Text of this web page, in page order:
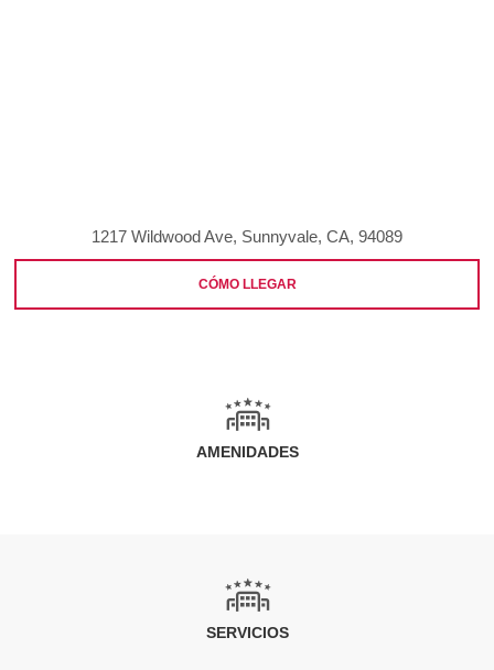
1217 Wildwood Ave, Sunnyvale, CA, 94089
CÓMO LLEGAR
AMENIDADES
SERVICIOS